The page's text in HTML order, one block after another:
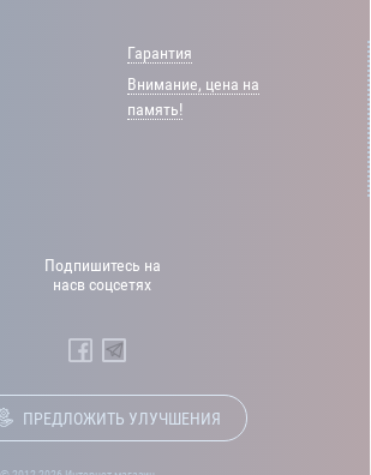
Гарантия
Внимание, цена на
память!
Подпишитесь на
насв соцсетях
ПРЕДЛОЖИТЬ УЛУЧШЕНИЯ